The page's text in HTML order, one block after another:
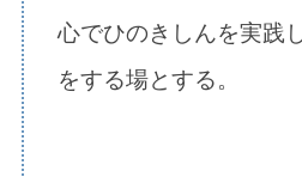
心でひのきしんを実践
をする場とする。